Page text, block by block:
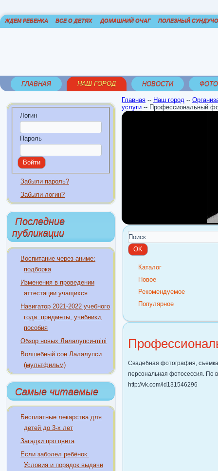
ЖДЕМ РЕБЕНКА ВСЕ О ДЕТЯХ ДОМАШНИЙ ОЧАГ ПОЛЕЗНЫЙ
ГЛАВНАЯ НАШ ГОРОД НОВОСТИ
Логин
Пароль
Забыли пароль?
Забыли логин?
Последние
публикации
Воспитание через аниме:
подборка
Изменения в проведении
аттестации учащихся
Навигатор 2021-2022 учебного
года: предметы, учебники,
пособия
Обзор новых Лалалупси-mini
Волшебный сон Лалалупси
(мультфильм)
Самые читаемые
Бесплатные лекарства для
детей до 3-х лет
Загадки про цвета
Если заболел ребёнок.
Условия и порядок выдачи
Главная -- Наш город --
услуги -- Профессиональный
Каталог
Новое
Рекомендуемое
Популярное
Свадебная фотография,
персональная фотосессия. По
http://vk.com/id131546296